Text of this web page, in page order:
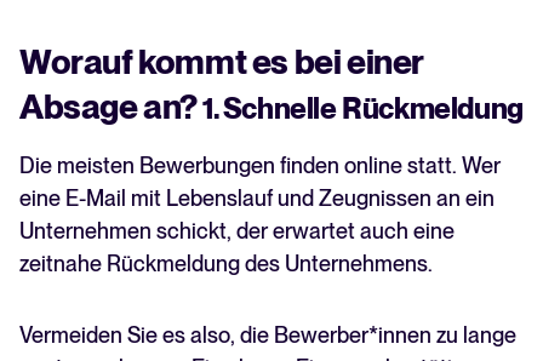
Worauf kommt es bei einer
Absage an?1. Schnelle Rückmeldung
Die meisten Bewerbungen finden online statt. Wer
eine E-Mail mit Lebenslauf und Zeugnissen an ein
Unternehmen schickt, der erwartet auch eine
zeitnahe Rückmeldung des Unternehmens.
Vermeiden Sie es also, die Bewerber*innen zu lange